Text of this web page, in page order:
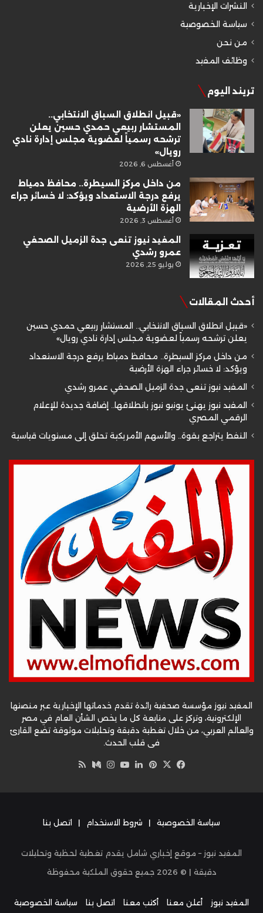
النشرات الإخبارية
سياسة الخصوصية
من نحن
وظائف المفيد
تريند اليوم
«قبيل انطلاق السباق الانتخابي..
المستشار ربيعي حمدي حسين يعلن
ترشحه رسمياً لعضوية مجلس إدارة نادي
رويال»
أغسطس 6, 2026
من داخل مركز السيطرة.. محافظ دمياط
يرفع درجة الاستعداد ويؤكد: لا خسائر جراء
الهزة الأرضية
أغسطس 3, 2026
المفيد نيوز تنعى جدة الزميل الصحفي
عمرو رشدي
يوليو 25, 2026
أحدث المقالات
«قبيل انطلاق السباق الانتخابي.. المستشار ربيعي حمدي حسين
يعلن ترشحه رسمياً لعضوية مجلس إدارة نادي رويال»
من داخل مركز السيطرة.. محافظ دمياط يرفع درجة الاستعداد
ويؤكد: لا خسائر جراء الهزة الأرضية
المفيد نيوز تنعى جدة الزميل الصحفي عمرو رشدي
المفيد نيوز يهنئ يونيو نيوز بانطلاقها.. إضافة جديدة للإعلام
الرقمي المصري
النفط يتراجع بقوة.. والأسهم الأمريكية تحلق إلى مستويات قياسية
المفيد نيوز مؤسسة صحفية رائدة تقدم خدماتها الإخبارية عبر منصتها
الإلكترونية، وتركز على متابعة كل ما يخص الشأن العام في مصر
والعالم العربي، من خلال تغطية دقيقة وتحليلات موثوقة تضع القارئ
في قلب الحدث.
فيسبوك
‫X بينتيريست
لينكدإن‫YouTube
انستقرام
وسط
سياسة الخصوصية | شروط الاستخدام | اتصل بنا
المفيد نيوز – موقع إخباري شامل يقدم تغطية لحظية وتحليلات
دقيقة | © 2026 جميع حقوق الملكية محفوظة
المفيد نيوز أعلن معنا أكتب معنا اتصل بنا سياسة الخصوصية